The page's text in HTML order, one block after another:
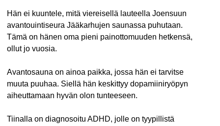
Hän ei kuuntele, mitä viereisellä lauteella Joensuun
avantouintiseura Jääkarhujen saunassa puhutaan.
Tämä on hänen oma pieni painottomuuden hetkensä,
ollut jo vuosia.
Avantosauna on ainoa paikka, jossa hän ei tarvitse
muuta puuhaa. Siellä hän keskittyy dopamiiniryöpyn
aiheuttamaan hyvän olon tunteeseen.
Tiinalla on diagnosoitu ADHD, jolle on tyypillistä